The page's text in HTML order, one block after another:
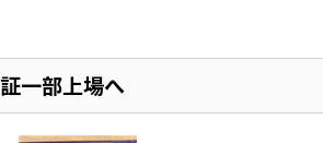
一部上場へ